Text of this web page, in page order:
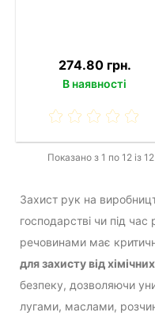
274.80 грн.
В наявності
Показано з 1 по 12 із
Захист рук на
господарстві чи під
речовинами має
для захисту від
безпеку, дозволяючи
лугами, маслами,